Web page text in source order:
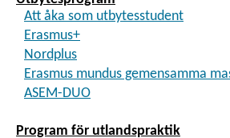
Att åka som utbytesstudent
Erasmus+
Nordplus
Erasmus mundus gemensamma
ASEM-DUO
Program för utlandspraktik